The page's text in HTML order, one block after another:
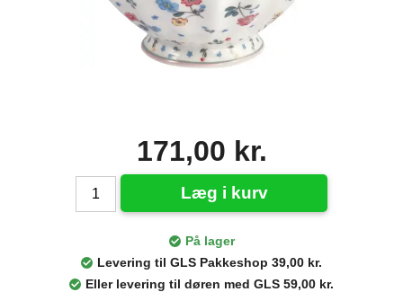
171,00 kr.
Læg i kurv
På lager
Levering til GLS Pakkeshop 39,00 kr.
Eller levering til døren med GLS 59,00 kr.